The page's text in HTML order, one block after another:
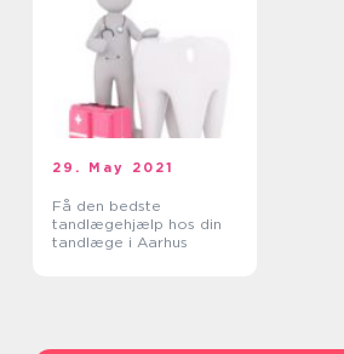
29. May 2021
Få den bedste
tandlægehjælp hos din
tandlæge i Aarhus